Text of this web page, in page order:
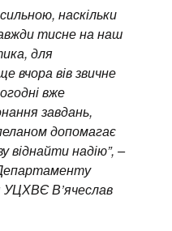
наскільки
тисне на наш
для
вчора вів звичне
вже
завдань,
допомагає
віднайти надію”, –
УЦХВЄ В’ячеслав